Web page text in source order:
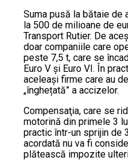
Suma pusă la bătaie
la 500 de milioane de
Transport Rutier. De
doar companiile care
peste 7,5 t, care se
Euro V și Euro VI. În
aceleaşi firme care au
„înghețată” a accizelor.
Compensaţia, care se
motorină din primele 3
practic într-un sprijin de
acordată nu va fi
plătească impozite